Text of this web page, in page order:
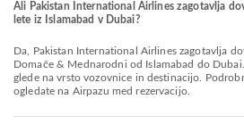
Ali Pakistan International Airlines zagotavlja
lete iz Islamabad v Dubai?
Da, Pakistan International Airlines zagotavlja dovoljeno prtljago za lete
Domače & Mednarodni od Islamabad do
glede na vrsto vozovnice in destinacijo.
ogledate na Airpazu med rezervacijo.